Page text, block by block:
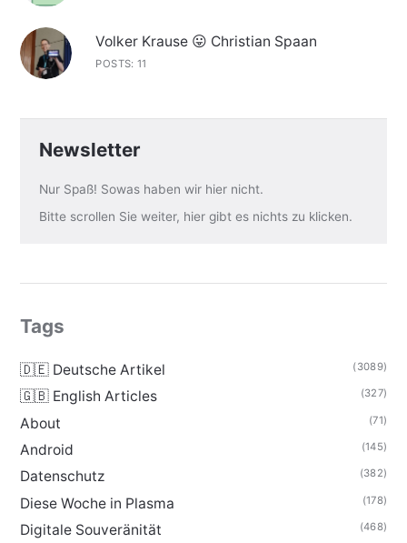
Volker Krause 😛 Christian Spaan
POSTS: 11
Newsletter
Nur Spaß! Sowas haben wir hier nicht.
Bitte scrollen Sie weiter, hier gibt es nichts zu klicken.
Tags
🇩🇪 Deutsche Artikel (3089)
🇬🇧 English Articles (327)
About (71)
Android (145)
Datenschutz (382)
Diese Woche in Plasma (178)
Digitale Souveränität (468)